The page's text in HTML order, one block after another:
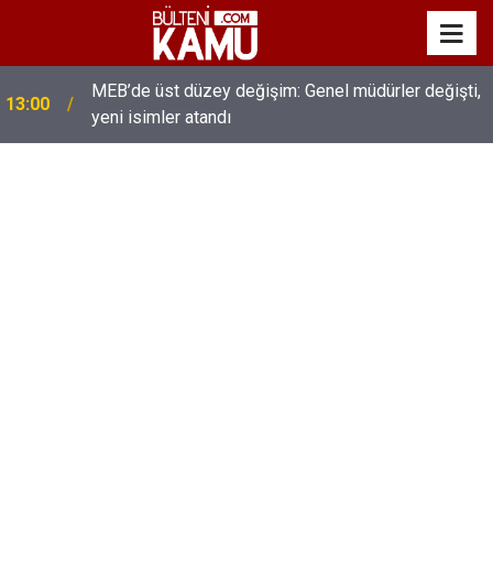
13:00
MEB’de üst düzey değişim: Genel müdürler değişti,
yeni isimler atandı